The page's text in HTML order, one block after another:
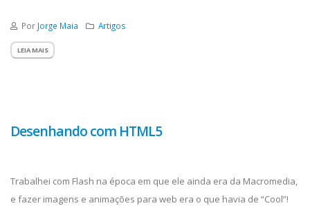
Por Jorge Maia Artigos
LEIA MAIS
Desenhando com HTML5
Trabalhei com Flash na época em que ele ainda era da Macromedia,
e fazer imagens e animações para web era o que havia de “Cool”!